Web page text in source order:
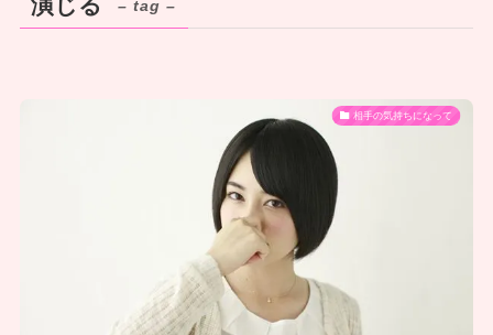
演じる – tag –
相手の気持ちになって